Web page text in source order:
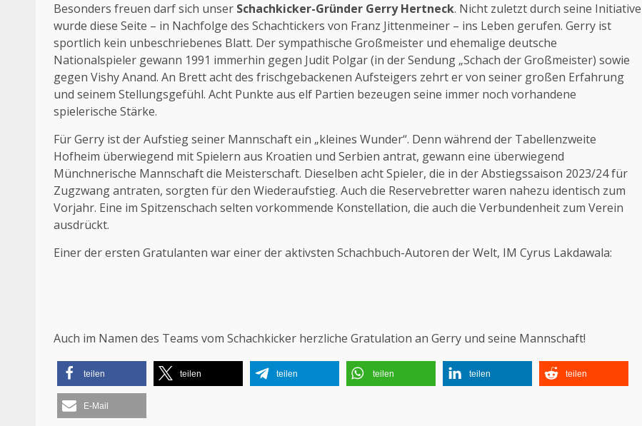
Besonders freuen darf sich unser Schachkicker-Gründer Gerry Hertneck. Nicht zuletzt durch seine Initiative
wurde diese Seite – in Nachfolge des Schachtickers von Franz Jittenmeiner – ins Leben gerufen. Gerry ist
sportlich kein unbeschriebenes Blatt. Der sympathische Großmeister und ehemalige deutsche
Nationalspieler gewann 1991 immerhin gegen Judit Polgar (in der Sendung „Schach der Großmeister) sowie
gegen Vishy Anand. An Brett acht des frischgebackenen Aufsteigers zehrt er von seiner großen Erfahrung
und seinem Stellungsgefühl. Acht Punkte aus elf Partien bezeugen seine immer noch vorhandene
spielerische Stärke.
Für Gerry ist der Aufstieg seiner Mannschaft ein „kleines Wunder“. Denn während der Tabellenzweite
Hofheim überwiegend mit Spielern aus Kroatien und Serbien antrat, gewann eine überwiegend
Münchnerische Mannschaft die Meisterschaft. Dieselben acht Spieler, die in der Abstiegssaison 2023/24 für
Zugzwang antraten, sorgten für den Wiederaufstieg. Auch die Reservebretter waren nahezu identisch zum
Vorjahr. Eine im Spitzenschach selten vorkommende Konstellation, die auch die Verbundenheit zum Verein
ausdrückt.
Einer der ersten Gratulanten war einer der aktivsten Schachbuch-Autoren der Welt, IM Cyrus Lakdawala:
Auch im Namen des Teams vom Schachkicker herzliche Gratulation an Gerry und seine Mannschaft!
teilen teilen teilen teilen teilen teilen
E-Mail